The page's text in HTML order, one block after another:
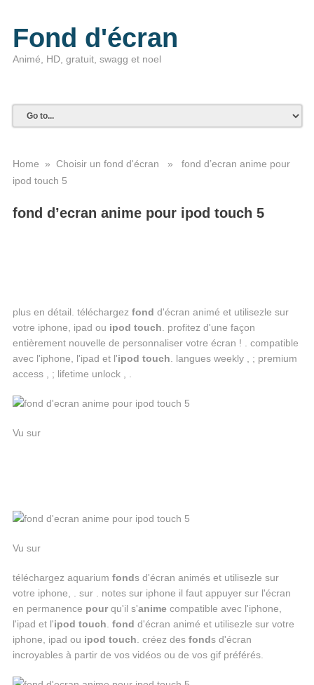
Fond d'écran
Animé, HD, gratuit, swagg et noel
Home » Choisir un fond d'écran » fond d’ecran anime pour
ipod touch 5
fond d’ecran anime pour ipod touch 5
plus en détail. téléchargez fond d'écran animé et utilisezle sur
votre iphone, ipad ou ipod touch . profitez d'une façon
entièrement nouvelle de personnaliser votre écran ! . compatible
avec l'iphone, l'ipad et l'ipod touch . langues weekly , ; premium
access , ; lifetime unlock , .
Vu sur
Vu sur
téléchargez aquarium fonds d'écran animés et utilisezle sur
votre iphone, . sur . notes sur iphone il faut appuyer sur l'écran
en permanence pourqu'il s'animecompatible avec l'iphone,
l'ipad et l'ipod touch fond d'écran animé et utilisezle sur votre
iphone, ipad ou ipod touch . créez des fonds d'écran
incroyables à partir de vos vidéos ou de vos gif préférés.